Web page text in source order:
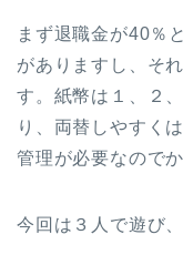
まず退職金が40％
がありますし、そ
す。紙幣は１、２
り、両替しやすく
管理が必要なので
今回は３人で遊び